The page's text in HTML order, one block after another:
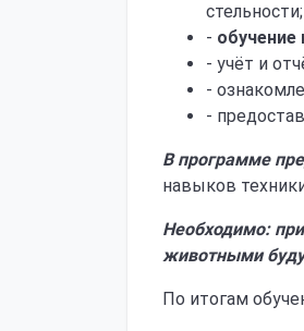
стельности;
-
- учёт и
-
-
В программе
навыков
Необходимо:
животными
По итогам